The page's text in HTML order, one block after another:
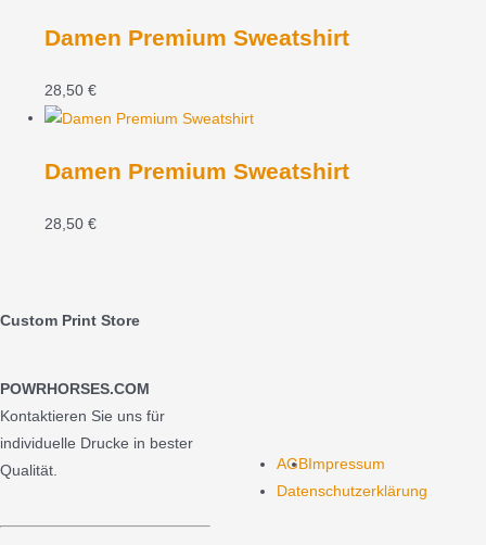
Damen Premium Sweatshirt
28,50€
Damen Premium Sweatshirt
28,50€
Custom Print Store
POWRHORSES.COM
Kontaktieren Sie uns für
individuelle Drucke in bester
Qualität.
AGB Impressum
Datenschutzerklärung